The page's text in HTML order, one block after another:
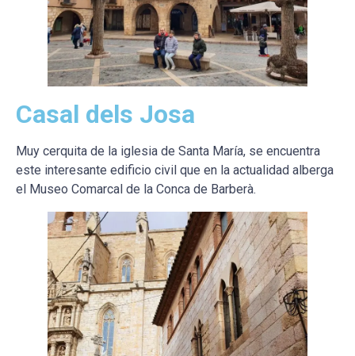
Casal dels Josa
Muy cerquita de la iglesia de Santa María, se encuentra
este interesante edificio civil que en la actualidad alberga
el Museo Comarcal de la Conca de Barberà.